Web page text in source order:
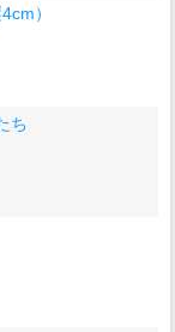
）
ち